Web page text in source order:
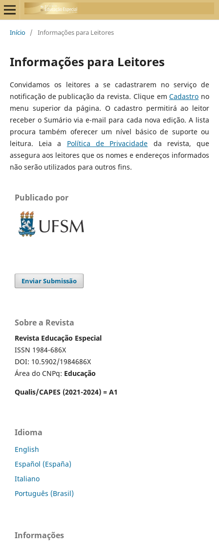
Início / Informações para Leitores
Informações para Leitores
Convidamos os leitores a se cadastrarem no serviço de
notificação de publicação da revista. Clique emCadastro no
menu superior da página. O cadastro permitirá ao leitor
receber o Sumário via e-mail para cada nova edição. A lista
procura também oferecer um nível básico de suporte ou
leitura. Leia a Política de Privacidade da revista, que
assegura aos leitores que os nomes e endereços informados
não serão utilizados para outros fins.
Publicado por
Enviar Submissão
Sobre a Revista
Revista Educação Especial
ISSN 1984-686X
DOI: 10.5902/1984686X
Área do CNPq: Educação
Qualis/CAPES (2021-2024) = A1
Idioma
English
Español (España)
Italiano
Português (Brasil)
Informações